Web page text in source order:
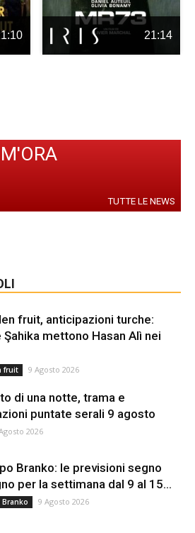
21:14
TUTTE LE NEWS
fruit, anticipazioni turche:
Şahika mettono Hasan Alì nei
fruit 9 Agosto 2026
di una notte, trama e
puntate serali 9 agosto
2026
Branko: le previsioni segno
per la settimana dal 9 al 15...
9 Agosto 2026